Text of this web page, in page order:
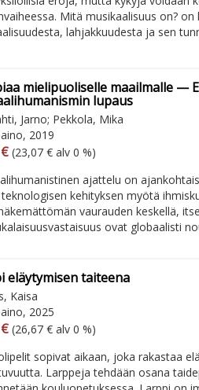
Mitä musikaalisuus on?
lahjakkuudesta ja sen
mielipuoliselle maailmalle —
lupaus
Jarno; Pekkola, Mika
2019
hinta
Arvonlisäveroton hinta
(23,07 € alv 0 %)
ajattelu on
teknologisen kehityksen myötä
vaurauden keskellä,
ovat globaalisti
eläytymisen taiteena
Kaisa
2025
hinta
Arvonlisäveroton hinta
(26,67 € alv 0 %)
sopivat aikaan, joka rakastaa
Larppeja tehdään osana